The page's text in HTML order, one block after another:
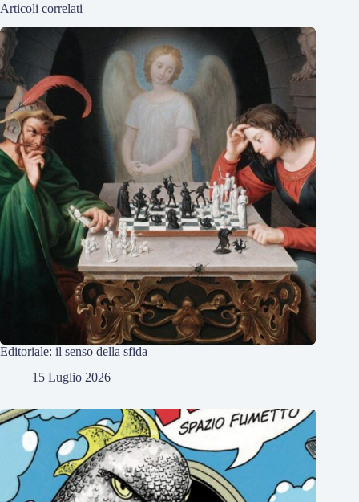
Articoli correlati
Editoriale: il senso della sfida
15 Luglio 2026